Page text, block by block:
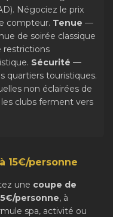
Négociez le prix
compteur. Tenue —
de soirée classique
restrictions
Sécurité —
quartiers touristiques.
non éclairées de
clubs ferment vers
15€/personne
une coupe de
personne, à
spa, activité ou